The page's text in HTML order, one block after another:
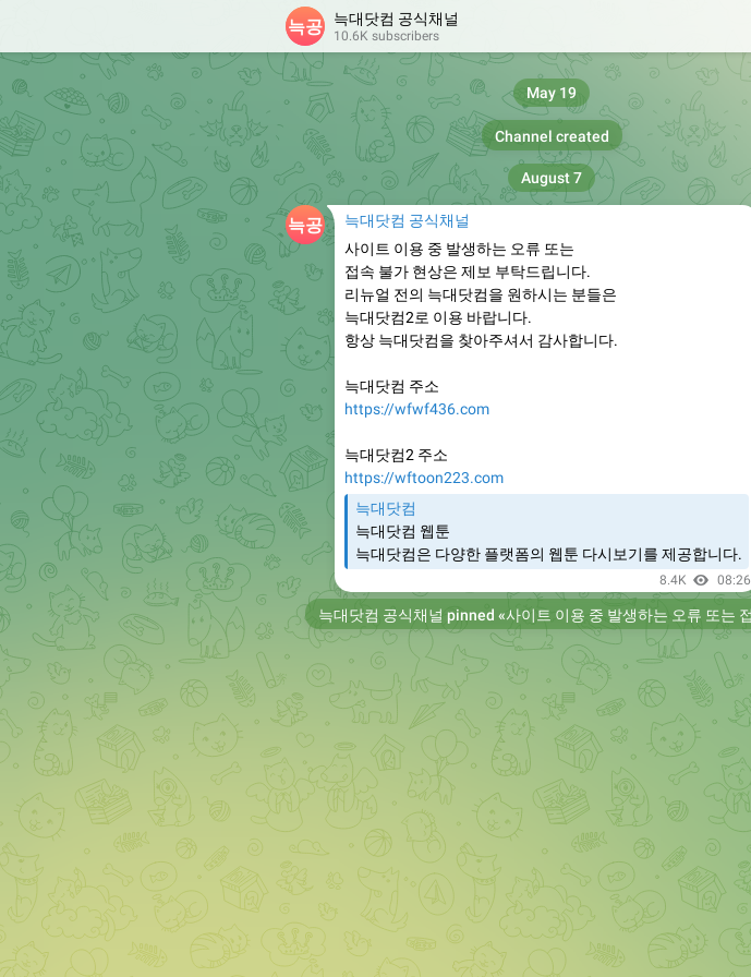
늑대닷컴 공식채널
10.6K subscribers
Channel created
May 19
늑대닷컴 공식채널
사이트 이용 중 발생하는 오류 또는
접속 불가 현상은 제보 부탁드립니다.
리뉴얼 전의 늑대닷컴을 원하시는 분들은
늑대닷컴2로 이용 바랍니다.
항상 늑대닷컴을 찾아주셔서 감사합니다.
늑대닷컴 주소
https://wfwf436.com
늑대닷컴2 주소
https://wftoon223.com
늑대닷컴
늑대닷컴 웹툰
늑대닷컴은 다양한 플랫폼의 웹툰 다시보기를 제공합니다.
8.4K 08:26
August 7
늑대닷컴 공식채널 pinned «